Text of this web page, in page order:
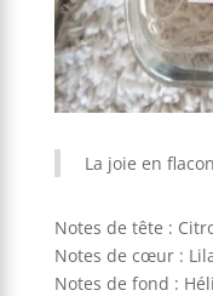
La joie en
Notes de tête :
Notes de cœur :
Notes de fond :